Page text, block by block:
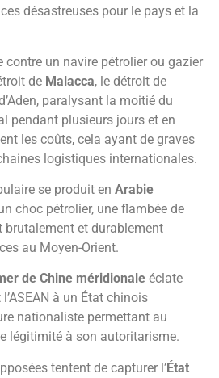
désastreuses pour le pays et la
contre un navire pétrolier ou gazier
de Malacca, le détroit de
paralysant la moitié du
pendant plusieurs jours et en
les coûts, cela ayant de graves
logistiques internationales.
se produit en Arabie
choc pétrolier, une flambée de
et durablement
au Moyen-Orient.
de Chine méridionale éclate
à un État chinois
nationaliste permettant au
légitimité à son autoritarisme.
tentent de capturer l’État